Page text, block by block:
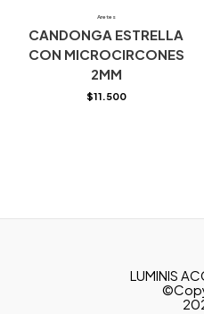
Aretes
CANDONGA ESTRELLA
CON MICROCIRCONES
2MM
$11.500
LUMINIS